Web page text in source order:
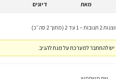
מאת דיונים
תגובות – 1 עד 2 (מתוך 2 סה״כ)
יש להתחבר למערכת על מנת להגיב.